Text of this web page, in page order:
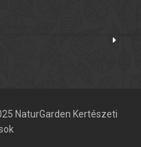
NaturGarden Kertészeti